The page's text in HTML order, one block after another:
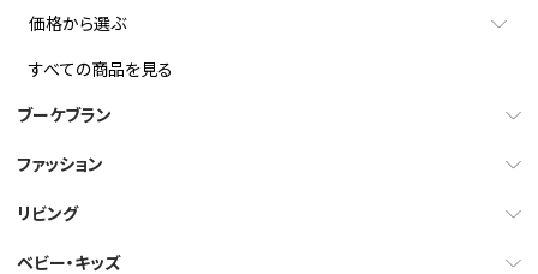
価格から選ぶ
すべての商品を見る
ブーケブラン
ファッション
リビング
ベビー・キッズ